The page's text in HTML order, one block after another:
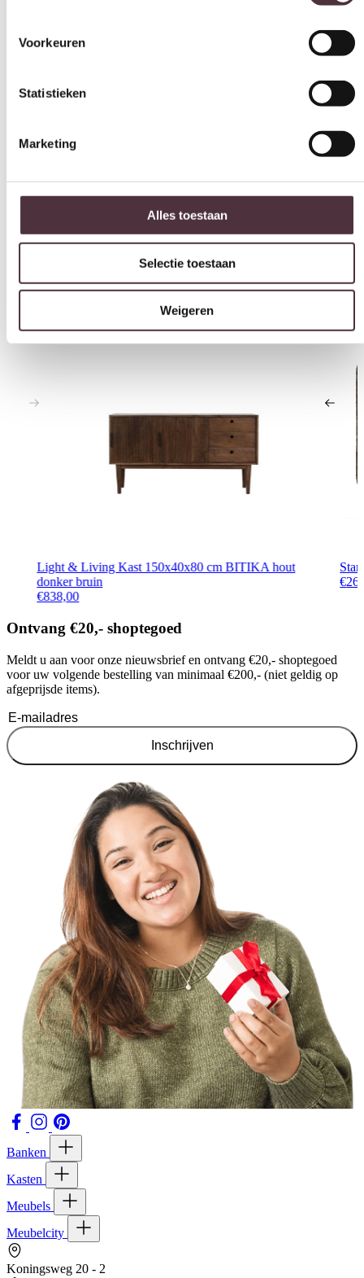
Matt Polish Care Kit
Spekkasten
2 jaar CBW
Interessant voor jou
Light & Living Kast 150x40x80 cm BITIKA hout
donker bruin
€838,00
€
Ontvang €20,- shoptegoed
Meldt u aan voor onze nieuwsbrief en ontvang €20,- shoptegoed
voor uw volgende bestelling van minimaal €200,- (niet geldig op
afgeprijsde items).
Inschrijven
Banken
Kasten
Meubels
Meubelcity
Koningsweg 20 - 2